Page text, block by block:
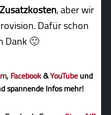
, aber wir
Dafür schon
Dank 🙂
,Facebook&YouTubeund
spannende Infos mehr!